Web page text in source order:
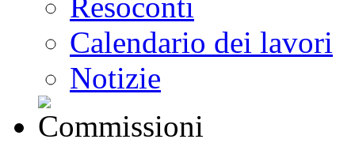
Calendario dei lavori
Notizie